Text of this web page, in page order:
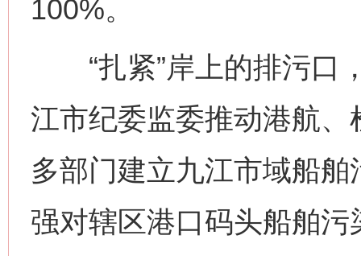
100%。
“扎紧”岸上的排污口
江市纪委监委推动港航
多部门建立九江市域船
强对辖区港口码头船舶